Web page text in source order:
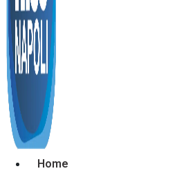
Home